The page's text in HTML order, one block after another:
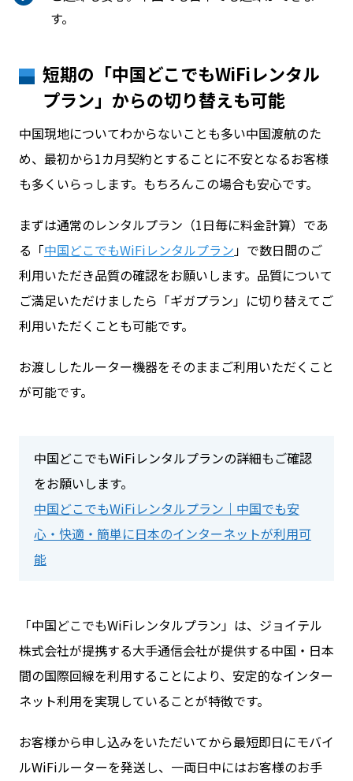
す。
短期の「中国どこでもWiFiレンタル
プラン」からの切り替えも可能
中国現地についてわからないことも多い中国渡航のた
め、最初から1カ月契約とすることに不安となるお客様
も多くいらっします。もちろんこの場合も安心です。
まずは通常のレンタルプラン（1日毎に料金計算）であ
る「中国どこでもWiFiレンタルプラン」で数日間のご
利用いただき品質の確認をお願いします。品質について
ご満足いただけましたら「ギガプラン」に切り替えてご
利用いただくことも可能です。
お渡ししたルーター機器をそのままご利用いただくこと
が可能です。
中国どこでもWiFiレンタルプランの詳細もご確認
をお願いします。
中国どこでもWiFiレンタルプラン｜中国でも安
心・快適・簡単に日本のインターネットが利用可
能
「中国どこでもWiFiレンタルプラン」は、ジョイテル
株式会社が提携する大手通信会社が提供する中国・日本
間の国際回線を利用することにより、安定的なインター
ネット利用を実現していることが特徴です。
お客様から申し込みをいただいてから最短即日にモバイ
ルWiFiルーターを発送し、一両日中にはお客様のお手